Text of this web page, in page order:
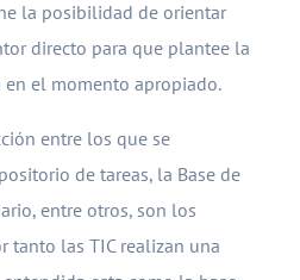
la posibilidad de orientar
directo para que plantee la
el momento apropiado.
entre los que se
de tareas, la Base de
entre otros, son los
tanto las TIC realizan una